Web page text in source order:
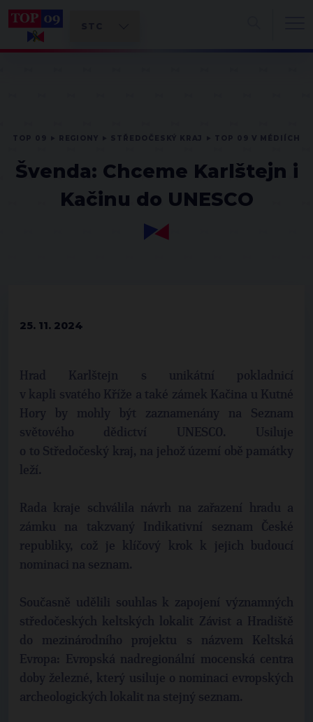
Švenda: Chceme Karlštejn i
Kačinu do UNESCO
25. 11. 2024
Hrad Karlštejn s unikátní pokladnicí
v kapli svatého Kříže a také zámek Kačina u Kutné
Hory by mohly být zaznamenány na Seznam
světového dědictví UNESCO. Usiluje
o to Středočeský kraj, na jehož území obě památky
leží.
Rada kraje schválila návrh na zařazení hradu a
zámku na takzvaný Indikativní seznam České
republiky, což je klíčový krok k jejich budoucí
nominaci na seznam.
Současně udělili souhlas k zapojení významných
středočeských keltských lokalit Závist a Hradiště
do mezinárodního projektu s názvem Keltská
Evropa: Evropská nadregionální mocenská centra
doby železné, který usiluje o nominaci evropských
archeologických lokalit na stejný seznam.